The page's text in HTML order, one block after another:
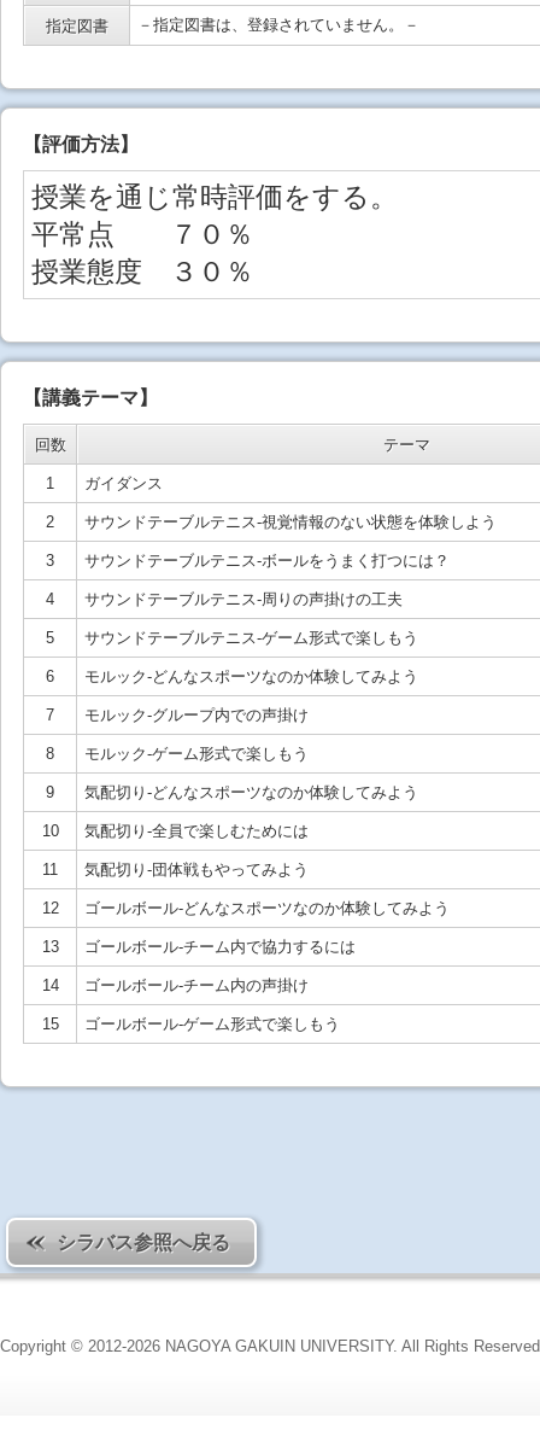
指定図書 －指定図書は、登録されていません。－
【評価方法】
授業を通じ常時評価をする。
平常点 ７０％
授業態度 ３０％
【講義テーマ】
回数 テーマ
1 ガイダンス
2 サウンドテーブルテニス-視覚情報のない状態を体験しよう
3 サウンドテーブルテニス-ボールをうまく打つには？
4 サウンドテーブルテニス-周りの声掛けの工夫
5 サウンドテーブルテニス-ゲーム形式で楽しもう
6 モルック-どんなスポーツなのか体験してみよう
7 モルック-グループ内での声掛け
8 モルック-ゲーム形式で楽しもう
9 気配切り-どんなスポーツなのか体験してみよう
10 気配切り-全員で楽しむためには
11 気配切り-団体戦もやってみよう
12 ゴールボール-どんなスポーツなのか体験してみよう
13 ゴールボール-チーム内で協力するには
14 ゴールボール-チーム内の声掛け
15 ゴールボール-ゲーム形式で楽しもう
シラバス参照へ戻る
Copyright © 2012-2026 NAGOYA GAKUIN UNIVERSITY. All Rights